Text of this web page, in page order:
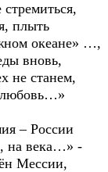
плыть
океане» …,
вновь,
не станем,
– России
на века…» -
Мессии,